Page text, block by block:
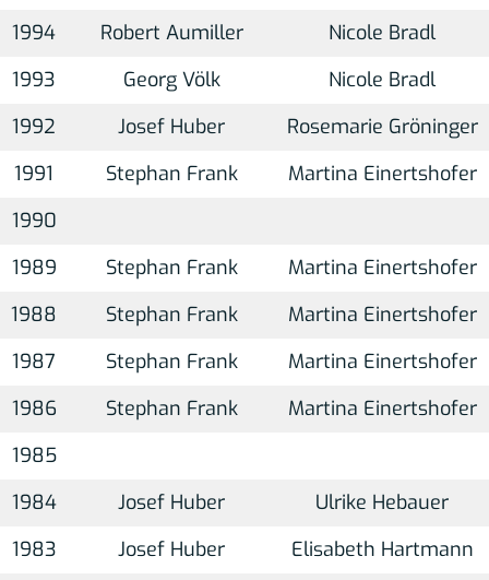
1994
Robert Aumiller
Nicole Bradl
1993
Georg Völk
Nicole Bradl
1992
Josef Huber
Rosemarie Gröninger
1991
Stephan Frank
Martina Einertshofer
1990
1989
Stephan Frank
Martina Einertshofer
1988
Stephan Frank
Martina Einertshofer
1987
Stephan Frank
Martina Einertshofer
1986
Stephan Frank
Martina Einertshofer
1985
1984
Josef Huber
Ulrike Hebauer
1983
Josef Huber
Elisabeth Hartmann